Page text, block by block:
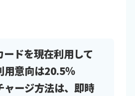
ドを現在利用して
用意向は20.5％
ャージ方法は、即時